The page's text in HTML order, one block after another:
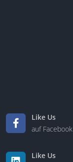
Like Us
auf Facebook
Like Us